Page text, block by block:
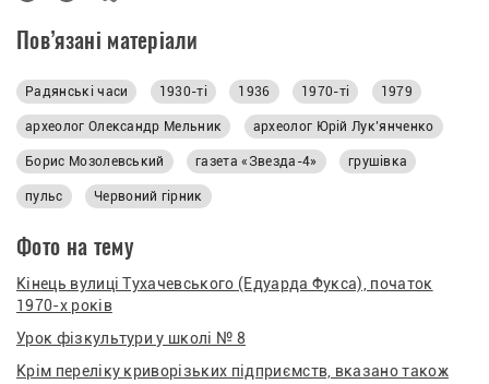
Пов’язані матеріали
Радянські часи 1930-ті 1936 1970-ті 1979
археолог Олександр Мельник археолог Юрій Лук’янченко
Борис Мозолевський газета «Звезда-4» грушівка
пульс Червоний гірник
Фото на тему
Кінець вулиці Тухачевського (Едуарда Фукса), початок
1970-х років
Урок фізкультури у школі № 8
Крім переліку криворізьких підприємств, вказано також